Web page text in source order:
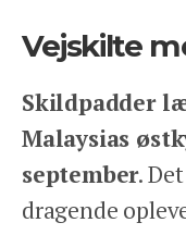
Vejskilte
Skildpadder
Malaysias
september.
dragende